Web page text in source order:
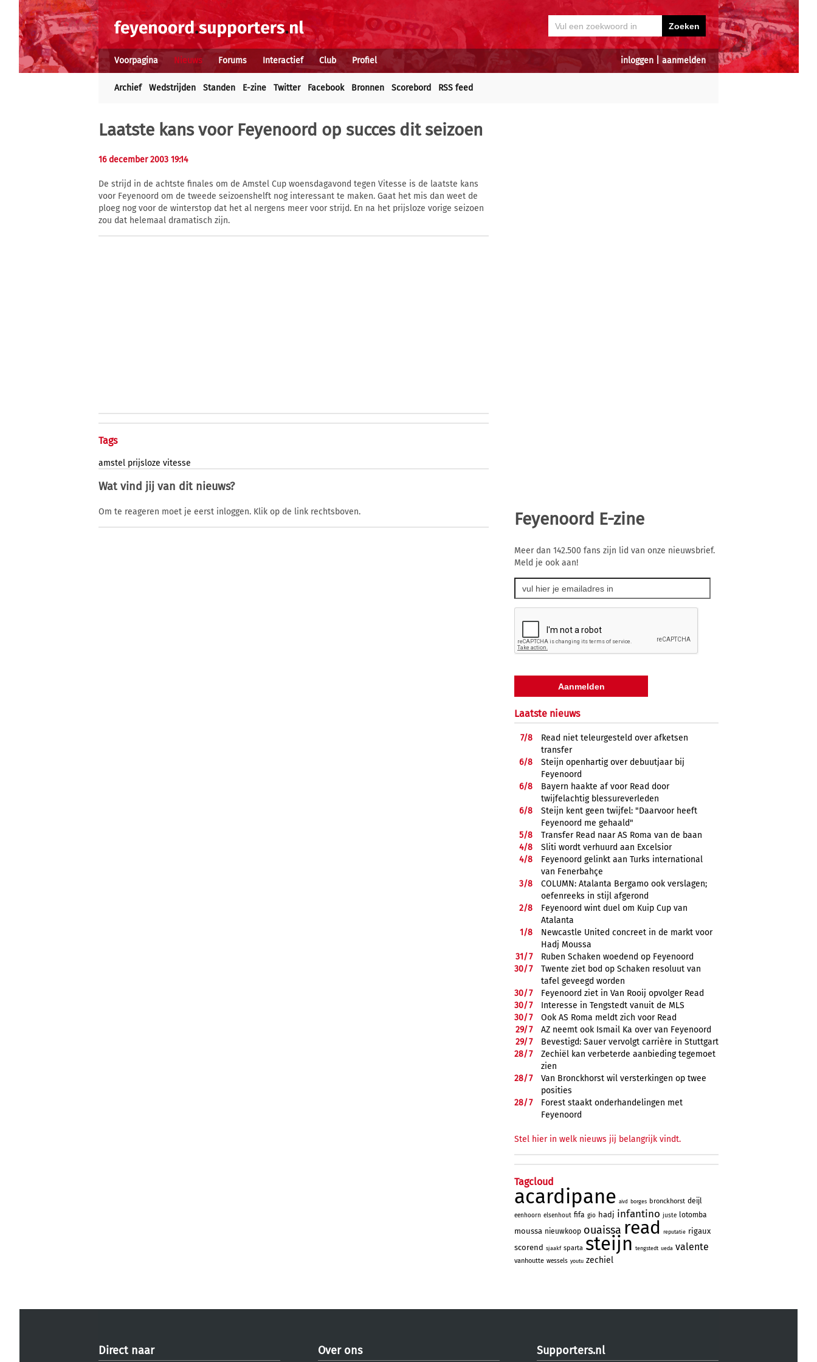
inloggen aanmelden
Voorpagina Nieuws Forums Interactief Club Profiel
Archief Wedstrijden Standen E-zine Twitter Facebook Bronnen Scorebord RSS feed
Laatste kans voor Feyenoord op succes dit seizoen
16 december 2003 19:14
De strijd in de achtste finales om de Amstel Cup woensdagavond tegen Vitesse is de laatste kans
voor Feyenoord om de tweede seizoenshelft nog interessant te maken. Gaat het mis dan weet de
ploeg nog voor de winterstop dat het al nergens meer voor strijd. En na het prijsloze vorige seizoen
zou dat helemaal dramatisch zijn.
Tags
amstel prijsloze vitesse
Wat vind jij van dit nieuws?
Om te reageren moet je eerst inloggen. Klik op de link rechtsboven. Feyenoord E-zine
Meer dan 142.500 fans zijn lid van onze nieuwsbrief.
Meld je ook aan!
Laatste nieuws
7/8
Read niet teleurgesteld over afketsen
transfer
6/8
Steijn openhartig over debuutjaar bij
Feyenoord
6/8
Bayern haakte af voor Read door
twijfelachtig blessureverleden
6/8
Steijn kent geen twijfel: "Daarvoor heeft
Feyenoord me gehaald"
5/8
Transfer Read naar AS Roma van de baan
4/8
Sliti wordt verhuurd aan Excelsior
4/8
Feyenoord gelinkt aan Turks international
van Fenerbahçe
3/8
COLUMN: Atalanta Bergamo ook verslagen;
oefenreeks in stijl afgerond
2/8
Feyenoord wint duel om Kuip Cup van
Atalanta
1/8
Newcastle United concreet in de markt voor
Hadj Moussa
31/7
Ruben Schaken woedend op Feyenoord
30/7
Twente ziet bod op Schaken resoluut van
tafel geveegd worden
30/7
Feyenoord ziet in Van Rooij opvolger Read
30/7
Interesse in Tengstedt vanuit de MLS
30/7
Ook AS Roma meldt zich voor Read
29/7
AZ neemt ook Ismail Ka over van Feyenoord
29/7
Bevestigd: Sauer vervolgt carrière in Stuttgart
28/7
Zechiël kan verbeterde aanbieding tegemoet
zien
28/7
Van Bronckhorst wil versterkingen op twee
posities
28/7
Forest staakt onderhandelingen met
Feyenoord
Stel hier in welk nieuws jij belangrijk vindt.
Tagcloud
acardipane aivd borges bronckhorst deijl
eenhoorn elsenhout fifa gio hadj infantino juste lotomba
moussa nieuwkoop ouaissa read reputatie rigaux
scorend sjaakf sparta steijn tengstedt ueda valente
vanhoutte wessels youtu zechiel
Direct naar Over ons Supporters.nl